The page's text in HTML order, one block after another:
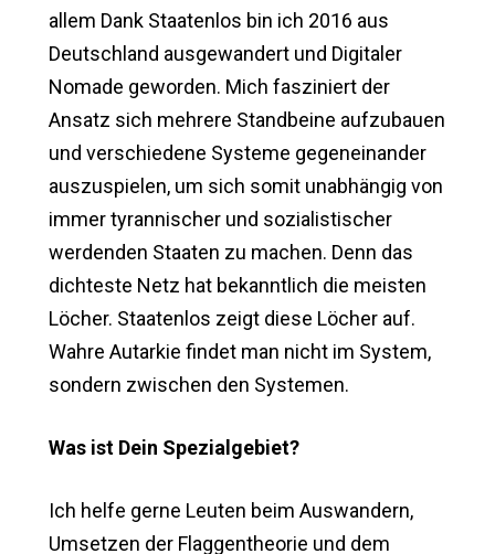
allem Dank Staatenlos bin ich 2016 aus
Deutschland ausgewandert und Digitaler
Nomade geworden. Mich fasziniert der
Ansatz sich mehrere Standbeine aufzubauen
und verschiedene Systeme gegeneinander
auszuspielen, um sich somit unabhängig von
immer tyrannischer und sozialistischer
werdenden Staaten zu machen. Denn das
dichteste Netz hat bekanntlich die meisten
Löcher. Staatenlos zeigt diese Löcher auf.
Wahre Autarkie findet man nicht im System,
sondern zwischen den Systemen.
Was ist Dein Spezialgebiet?
Ich helfe gerne Leuten beim Auswandern,
Umsetzen der Flaggentheorie und dem